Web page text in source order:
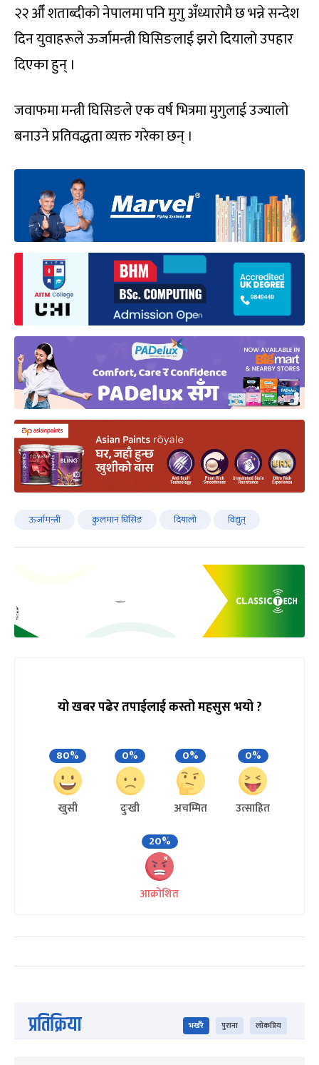
२२ औँ शताब्दीको नेपालमा पनि मुगु अँध्यारोमै छ भन्ने सन्देश
दिन युवाहरूले ऊर्जामन्त्री घिसिङलाई झरो दियालो उपहार
दिएका हुन् ।
जवाफमा मन्त्री घिसिङले एक वर्ष भित्रमा मुगुलाई उज्यालो
बनाउने प्रतिवद्धता व्यक्त गरेका छन् ।
ऊर्जामन्त्री कुलमान घिसिङ दियालो विद्युत्
यो खबर पढेर तपाईलाई कस्तो महसुस भयो ?
80%
खुसी
0%
दुःखी
0%
अचम्मित
0%
उत्साहित
20%
आक्रोशित
प्रतिक्रिया भर्खरै पुराना लोकप्रिय